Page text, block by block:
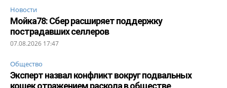
Новости
Мойка78: Сбер расширяет поддержку
пострадавших селлеров
07.08.2026 17:47
Общество
Эксперт назвал конфликт вокруг подвальных
кошек отражением раскола в обществе